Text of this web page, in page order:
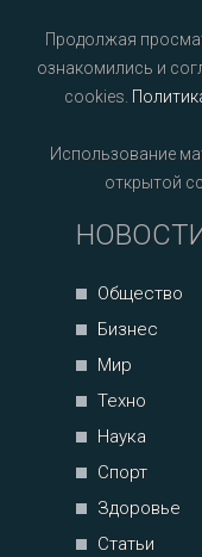
Продолжая
ознакомились и
cookies.
Использование
открытой
Общество
Бизнес
Мир
Техно
Наука
Спорт
Здоровье
Статьи